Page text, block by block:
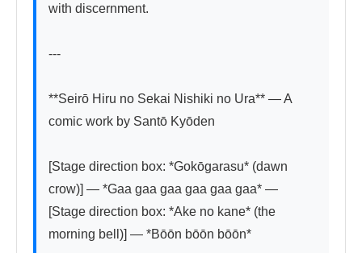
with discernment.
---
**Seirō Hiru no Sekai Nishiki no Ura** — A
comic work by Santō Kyōden
[Stage direction box: *Gokōgarasu* (dawn
crow)] — *Gaa gaa gaa gaa gaa gaa* —
[Stage direction box: *Ake no kane* (the
morning bell)] — *Bōōn bōōn bōōn*